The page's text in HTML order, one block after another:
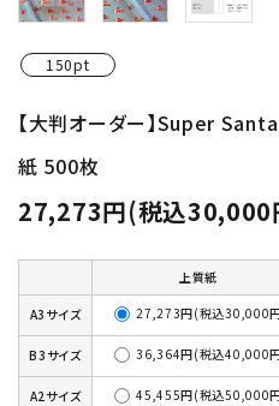
150pt
【大判オーダー】Super
紙 500枚
27,273円(税込30,000
上質紙
A3サイズ 27,273円(税込30,000
B3サイズ 36,364円(税込40,000
A2サイズ 45,455円(税込50,000